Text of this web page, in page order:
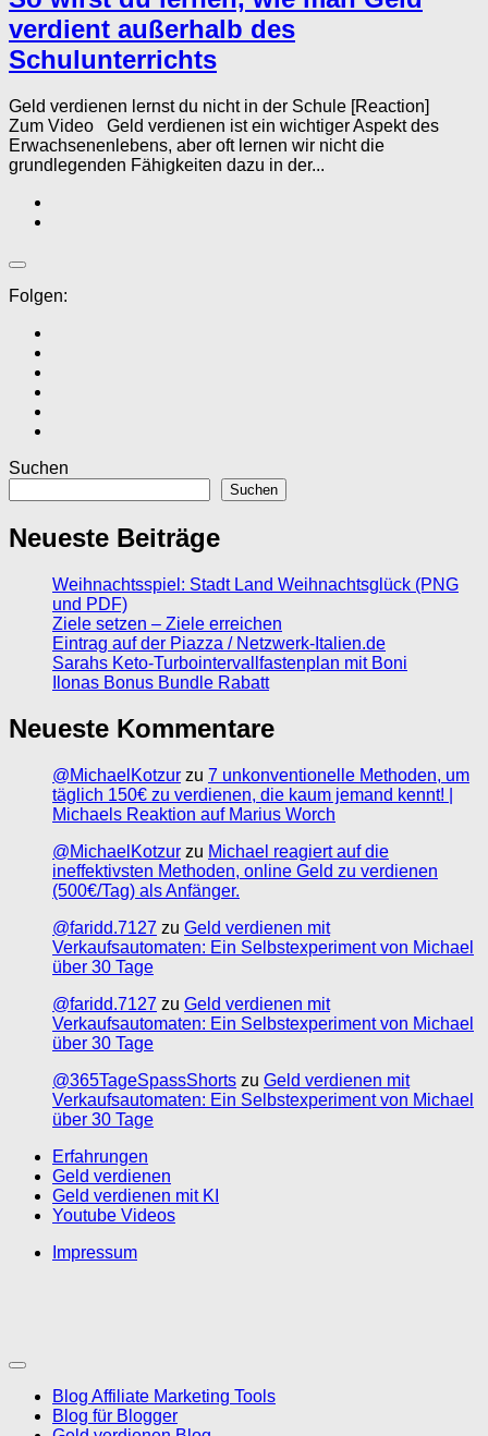
verdient außerhalb des
Schulunterrichts
Geld verdienen lernst du nicht in der Schule [Reaction]
Zum Video Geld verdienen ist ein wichtiger Aspekt des
Erwachsenenlebens, aber oft lernen wir nicht die
grundlegenden Fähigkeiten dazu in der...
Folgen:
Suchen
Suchen
Neueste Beiträge
Weihnachtsspiel: Stadt Land Weihnachtsglück (PNG
und PDF)
Ziele setzen – Ziele erreichen
Eintrag auf der Piazza / Netzwerk-Italien.de
Sarahs Keto-Turbointervallfastenplan mit Boni
Ilonas Bonus Bundle Rabatt
Neueste Kommentare
@MichaelKotzur zu 7 unkonventionelle Methoden, um
täglich 150€ zu verdienen, die kaum jemand kennt! |
Michaels Reaktion auf Marius Worch
@MichaelKotzur zu Michael reagiert auf die
ineffektivsten Methoden, online Geld zu verdienen
(500€/Tag) als Anfänger.
@faridd.7127 zu Geld verdienen mit
Verkaufsautomaten: Ein Selbstexperiment von Michael
über 30 Tage
@faridd.7127 zu Geld verdienen mit
Verkaufsautomaten: Ein Selbstexperiment von Michael
über 30 Tage
@365TageSpassShorts zu Geld verdienen mit
Verkaufsautomaten: Ein Selbstexperiment von Michael
über 30 Tage
Erfahrungen
Geld verdienen
Geld verdienen mit KI
Youtube Videos
Impressum
Blog Affiliate Marketing Tools
Blog für Blogger